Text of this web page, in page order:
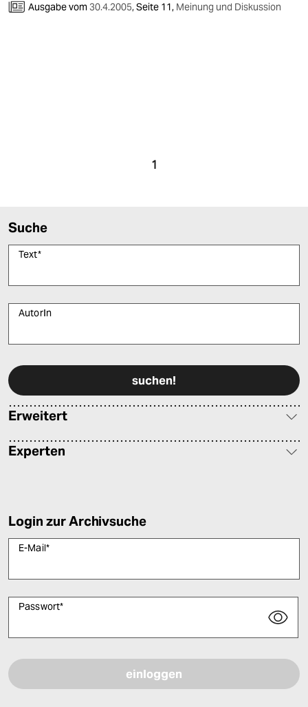
shopAusgabe vom30.4.2005,Seite 11, Meinung und Diskussion
1
Suche
Text*
AutorIn
Erweitert
Experten
Login zur Archivsuche
E-Mail*
Passwort*